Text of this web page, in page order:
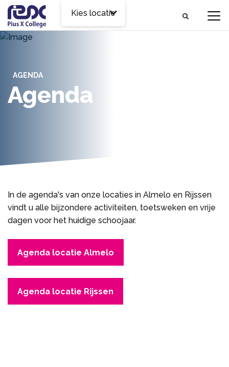
Kies locatie
AGENDA
Agenda
In de agenda's van onze locaties in Almelo en Rijssen
vindt u alle bijzondere activiteiten, toetsweken en vrije
dagen voor het huidige schoojaar.
Agenda locatie Almelo
Agenda locatie Rijssen